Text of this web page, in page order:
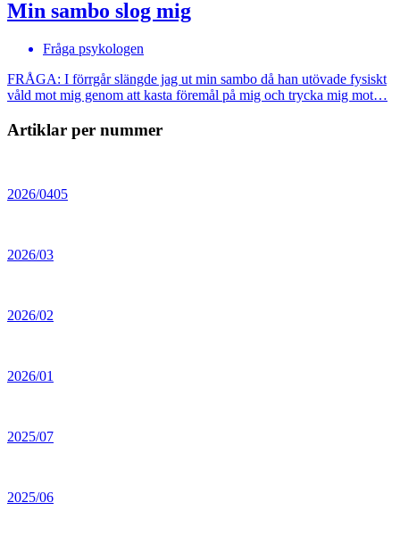
Min sambo slog mig
Fråga psykologen
FRÅGA: I förrgår slängde jag ut min sambo då han utövade fysiskt
våld mot mig genom att kasta föremål på mig och trycka mig mot…
Artiklar per nummer
2026/0405
2026/03
2026/02
2026/01
2025/07
2025/06